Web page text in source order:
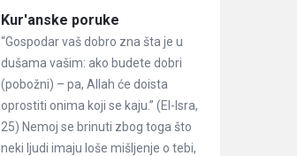
Članci
Kur'anske poruke
“Gospodar vaš dobro zna šta je u
dušama vašim: ako budete dobri
(pobožni) – pa, Allah će doista
oprostiti onima koji se kaju.” (El-Isra,
25) Nemoj se brinuti zbog toga što
neki ljudi imaju loše mišljenje o tebi,